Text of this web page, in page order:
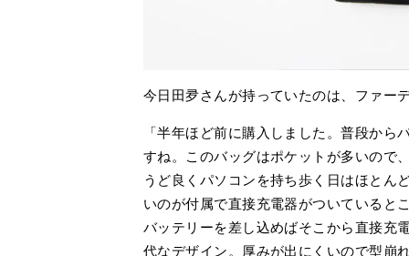
今日田夛さんが持っていたのは、ファー
「半年ほど前に購入しました。普段か
すね。このバッグはポケットが多いので
うど良くパソコンを持ち歩く日はほとん
いのが付属で直接充電器がついている
バッテリーを差し込めばそこから直接充
代なデザイン。厚みが出にくいので型崩